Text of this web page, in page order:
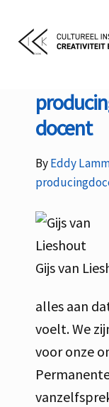
Skip
to
Skip
to
docent
ByEddy
Gijs van
alles aan
voelt. We
voor onze